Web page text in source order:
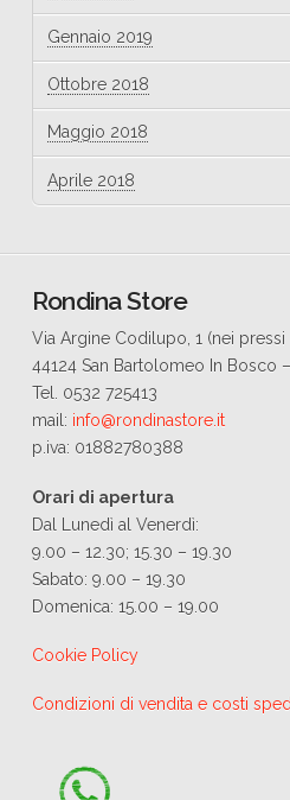
Gennaio 2019
Ottobre 2018
Maggio 2018
Aprile 2018
Rondina Store
Via Argine Codilupo, 1 (nei
44124 San Bartolomeo In Bosco
Tel. 0532 725413
mail: info@rondinastore.it
p.iva: 01882780388
Orari di apertura
Dal Lunedì al Venerdì:
9.00 – 12.30; 15.30 – 19.30
Sabato: 9.00 – 19.30
Domenica: 15.00 – 19.00
Cookie Policy
Condizioni di vendita e costi